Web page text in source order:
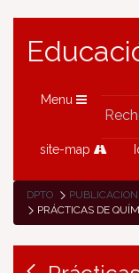
Menu
site-map
DPTO
PRÁCTICAS DE QUÍMICA PARA EDUCACIÓN